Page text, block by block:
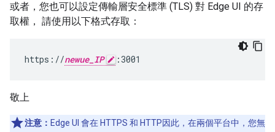
或者，您也可以設定傳輸層安全標準 (TLS) 對 Edge UI 的存
取權， 請使用以下格式存取：
https://newue_IP :3001
敬上
注意： Edge UI 會在 HTTPS 和 HTTP因此，在兩個平台中，您無